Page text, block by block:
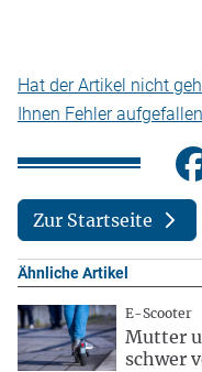
Hat der Artikel nicht
Ihnen Fehler
Zur Startseite
Ähnliche Artikel
E-Scooter
Mutter
schwer